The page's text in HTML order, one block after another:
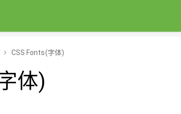
CSS Fonts(字体)
体)